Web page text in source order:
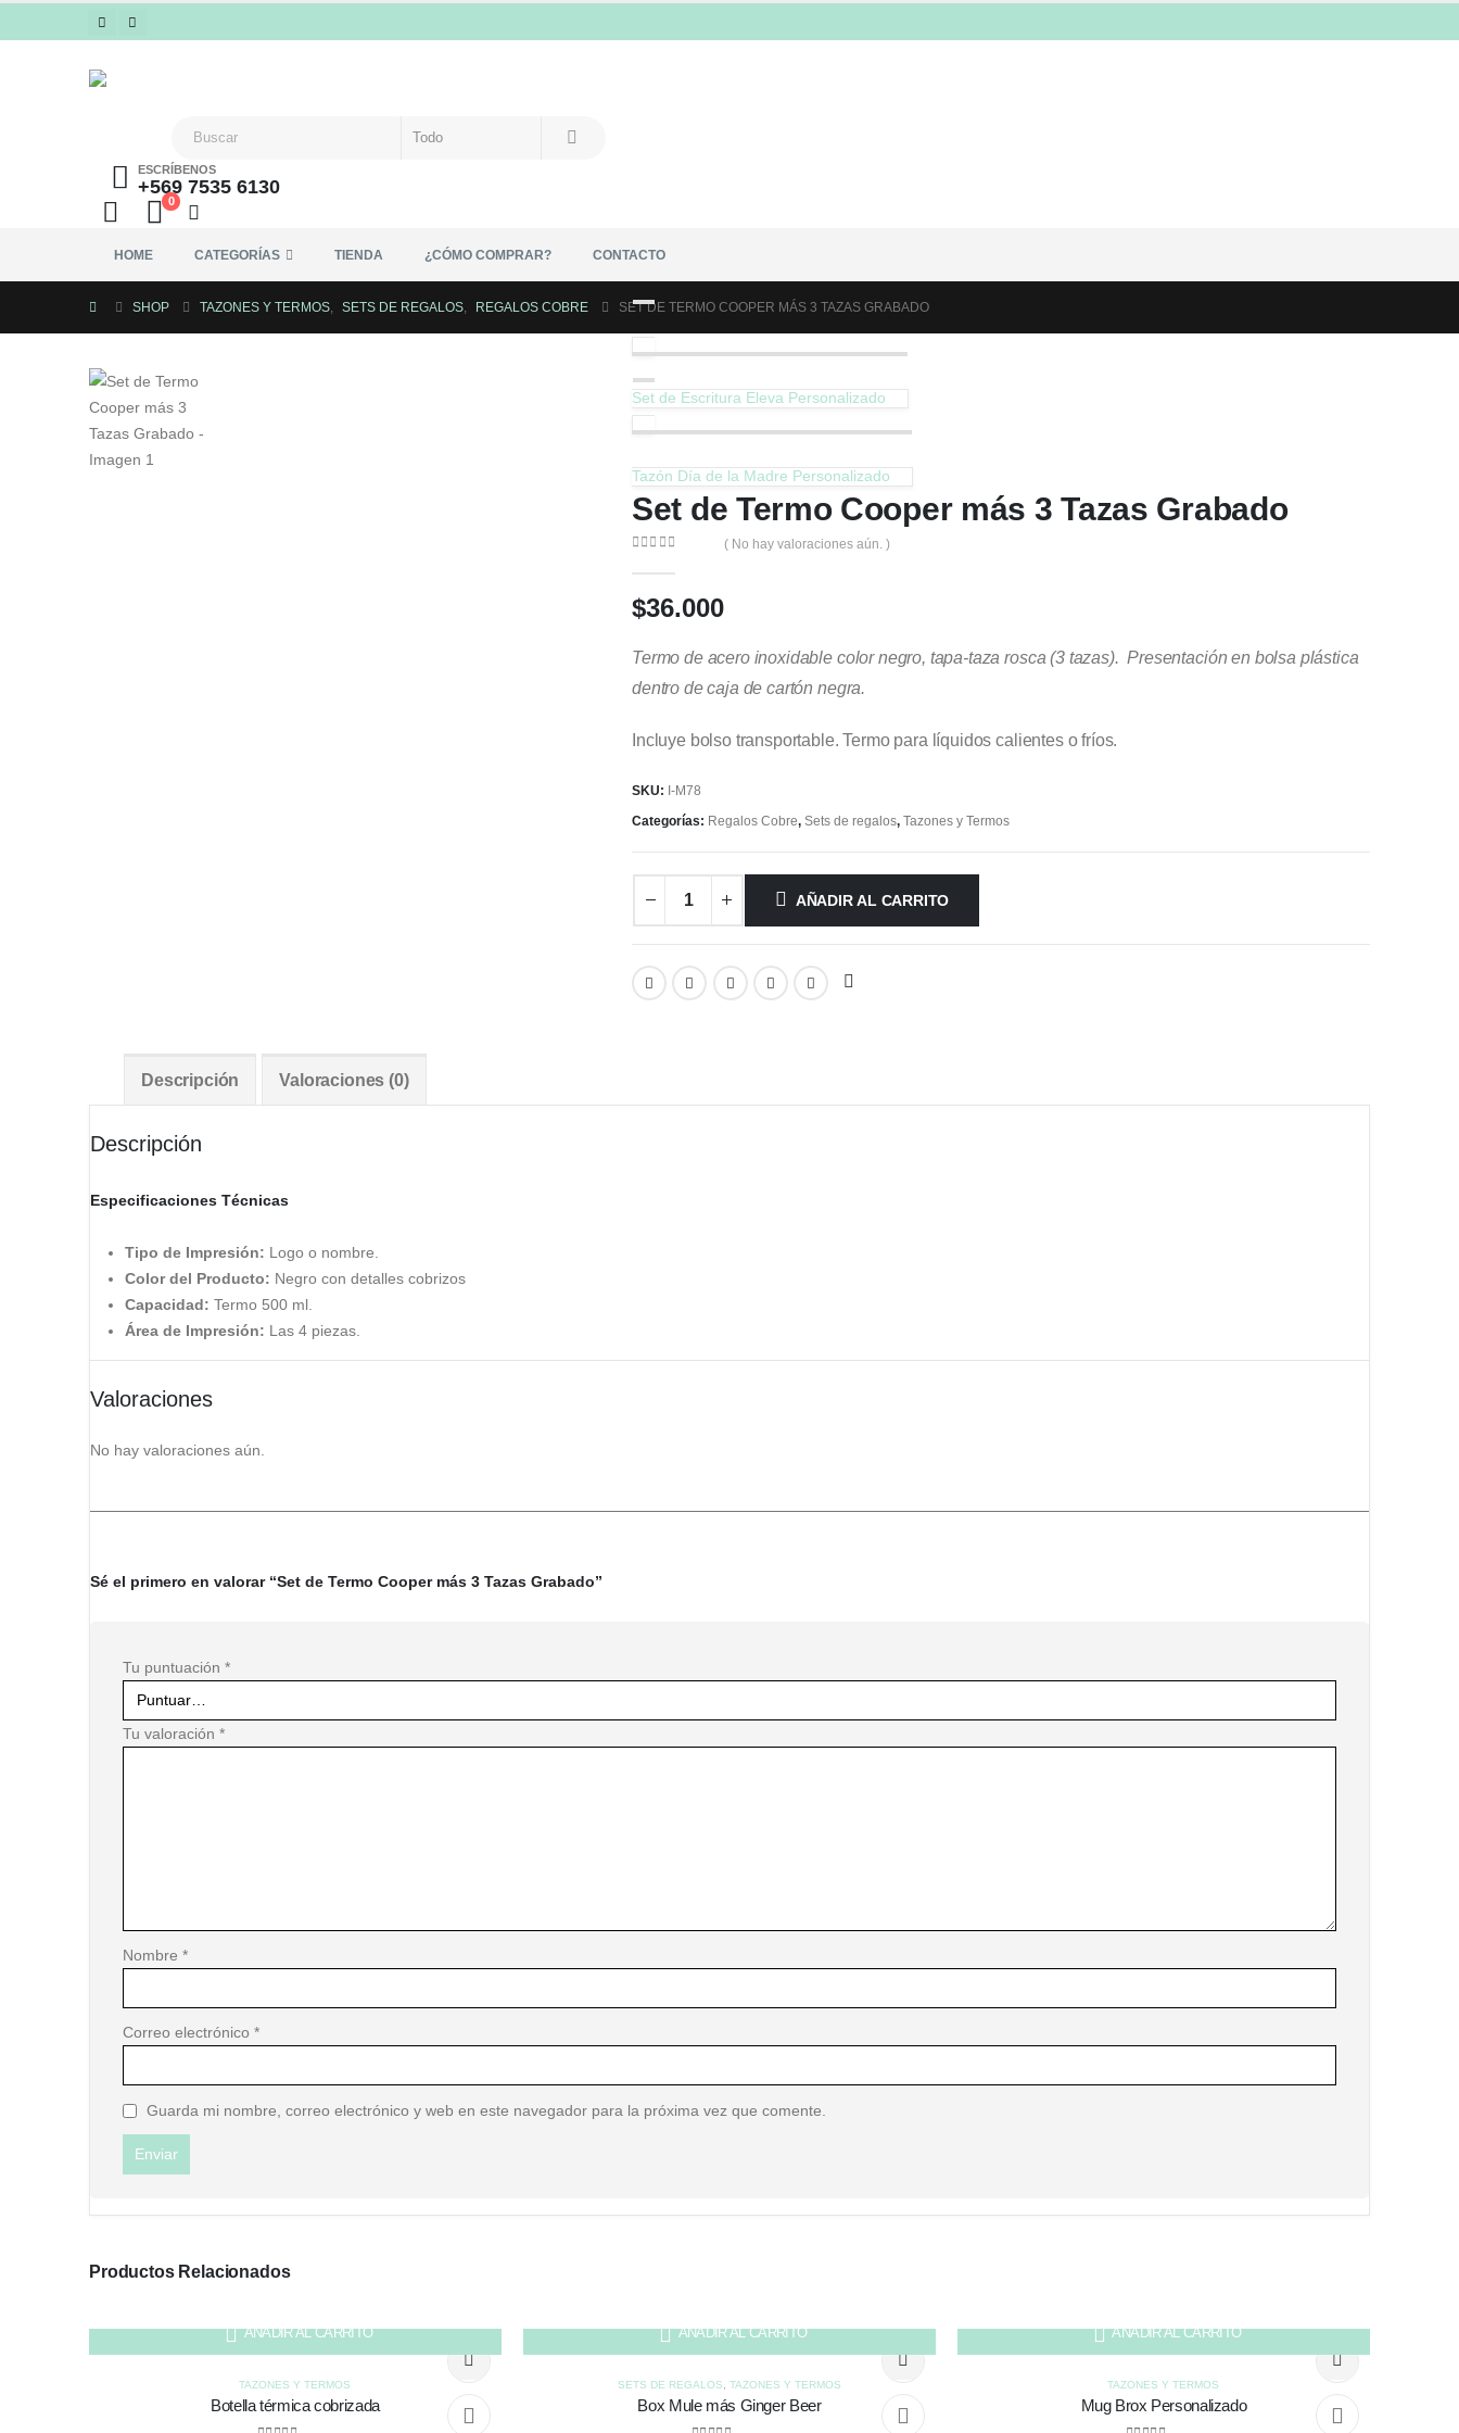
ESCRÍBENOS
+569 7535 6130
0
HOME CATEGORÍAS TIENDA ¿CÓMO COMPRAR? CONTACTO
SHOP TAZONES Y TERMOS, SETS DE REGALOS, REGALOS COBRE SET DE TERMO COOPER MÁS 3 TAZAS GRABADO
Set de Escritura Eleva Personalizado
Tazón Día de la Madre Personalizado
Set de Termo Cooper más 3 Tazas Grabado
( No hay valoraciones aún. )
$36.000
Termo de acero inoxidable color negro, tapa-taza rosca (3 tazas). Presentación en bolsa plástica
dentro de caja de cartón negra.
Incluye bolso transportable. Termo para líquidos calientes o fríos.
SKU: I-M78
Categorías: Regalos Cobre, Sets de regalos, Tazones y Termos
AÑADIR AL CARRITO
Descripción Valoraciones (0)
Descripción
Especificaciones Técnicas
Tipo de Impresión: Logo o nombre.
Color del Producto: Negro con detalles cobrizos
Capacidad: Termo 500 ml.
Área de Impresión: Las 4 piezas.
Valoraciones
No hay valoraciones aún.
Sé el primero en valorar “Set de Termo Cooper más 3 Tazas Grabado”
Tu puntuación *
Tu valoración *
Nombre *
Correo electrónico *
Guarda mi nombre, correo electrónico y web en este navegador para la próxima vez que comente.
Productos Relacionados
AÑADIR AL CARRITO
TAZONES Y TERMOS
Botella térmica cobrizada
AÑADIR AL CARRITO
SETS DE REGALOS, TAZONES Y TERMOS
Box Mule más Ginger Beer
AÑADIR AL CARRITO
TAZONES Y TERMOS
Mug Brox Personalizado